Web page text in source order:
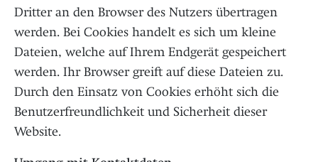
Dritter an den Browser des Nutzers übertragen
werden. Bei Cookies handelt es sich um kleine
Dateien, welche auf Ihrem Endgerät gespeichert
werden. Ihr Browser greift auf diese Dateien zu.
Durch den Einsatz von Cookies erhöht sich die
Benutzerfreundlichkeit und Sicherheit dieser
Website.